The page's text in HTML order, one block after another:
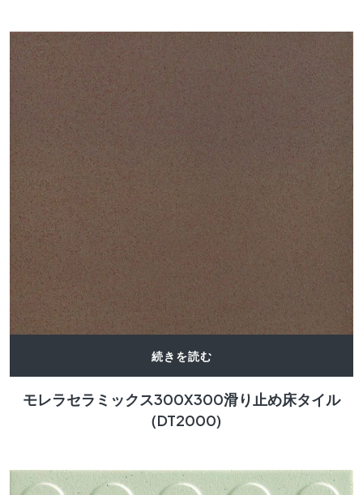
続きを読む
モレラセラミックス300X300滑り止め床タイル
（DT2000)